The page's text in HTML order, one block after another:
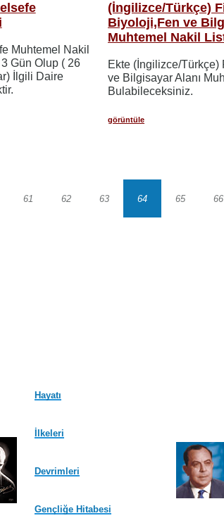
Muhtemel Nakil
Gün Olup ( 26
İlgili Daire
(İngilizce/Türkçe)
Biyoloji,Fen ve
Muhtemel Nakil
Ekte (İngilizce/
ve Bilgisayar Alanı
Bulabileceksiniz.
görüntüle
Sayfa
61 Sayfa
62 Sayfa
63 Sayfa
64 Sayfa
65 66
Hayatı
İlkeleri
Devrimleri
Gençliğe Hitabesi